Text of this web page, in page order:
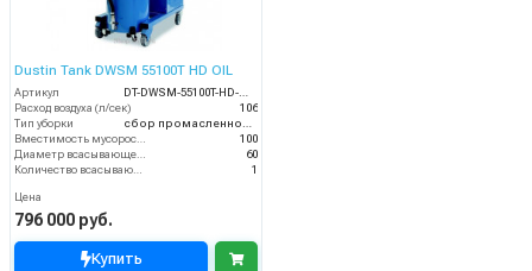
Dustin Tank DWSM 55100T HD OIL
Артикул
Расход воздуха (л/сек)
106
Тип уборки
100
60
1
Цена
796 000 руб.
Купить